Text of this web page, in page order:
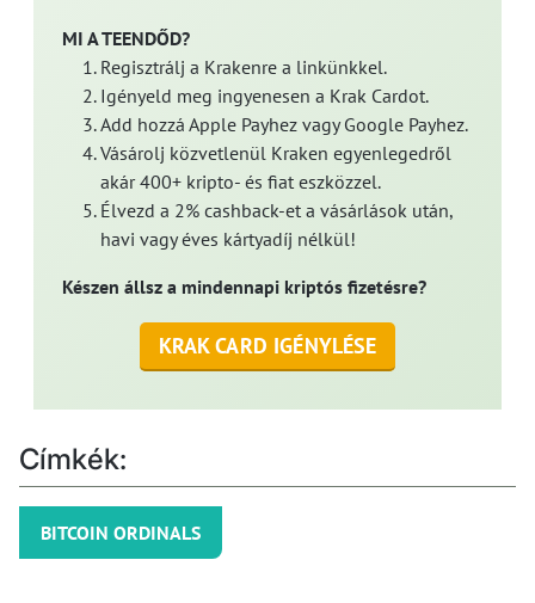
MI A TEENDŐD?
Regisztrálj a Krakenre a linkünkkel.
Igényeld meg ingyenesen a Krak Cardot.
Add hozzá Apple Payhez vagy Google Payhez.
Vásárolj közvetlenül Kraken egyenlegedről
akár 400+ kripto- és fiat eszközzel.
Élvezd a 2% cashback-et a vásárlások után,
havi vagy éves kártyadíj nélkül!
Készen állsz a mindennapi kriptós fizetésre?
KRAK CARD IGÉNYLÉSE
Címkék:
BITCOIN ORDINALS